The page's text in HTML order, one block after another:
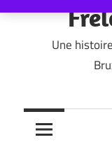
Une